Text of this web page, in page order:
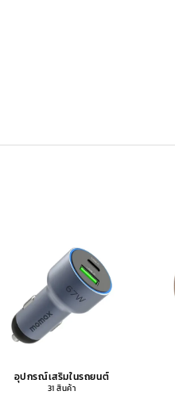
อุปกรณ์เสริมในรถยนต์
31 สินค้า